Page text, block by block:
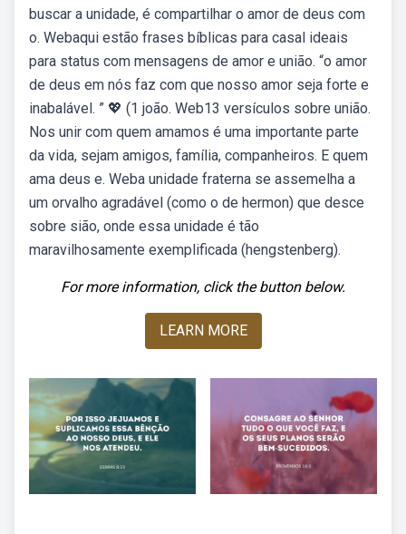
buscar a unidade, é compartilhar o amor de deus com
o. Webaqui estão frases bíblicas para casal ideais
para status com mensagens de amor e união. “o amor
de deus em nós faz com que nosso amor seja forte e
inabalável. ” 💖 (1 joão. Web13 versículos sobre união.
Nos unir com quem amamos é uma importante parte
da vida, sejam amigos, família, companheiros. E quem
ama deus e. Weba unidade fraterna se assemelha a
um orvalho agradável (como o de hermon) que desce
sobre sião, onde essa unidade é tão
maravilhosamente exemplificada (hengstenberg).
For more information, click the button below.
LEARN MORE